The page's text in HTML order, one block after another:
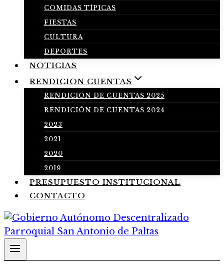
COMIDAS TÍPICAS
FIESTAS
CULTURA
DEPORTES
NOTICIAS
RENDICION CUENTAS
RENDICIÓN DE CUENTAS 2025
RENDICIÓN DE CUENTAS 2024
2023
2021
2020
2019
PRESUPUESTO INSTITUCIONAL
CONTACTO